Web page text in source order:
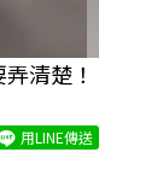
清楚！
用LINE傳送